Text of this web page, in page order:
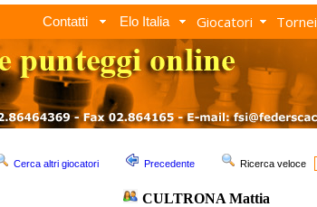
Contatti Elo Italia Giocatori Tornei
Cerca altri giocatori Precedente Ricerca veloce
CULTRONA Mattia